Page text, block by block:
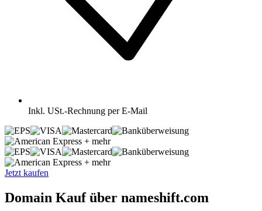
Inkl. USt.-Rechnung per E-Mail
+ mehr
+ mehr
Jetzt kaufen
Domain Kauf über nameshift.com